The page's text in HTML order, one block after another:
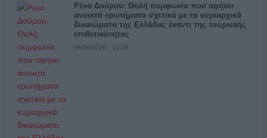
Ρένα Δούρου: Θολή συμφωνία που αφήνει
ανοικτά ερωτήματα σχετικά με τα κυριαρχικά
δικαιώματα της Ελλάδας έναντι της τουρκικής
επιθετικότητας
06/08/2026 - 12:25